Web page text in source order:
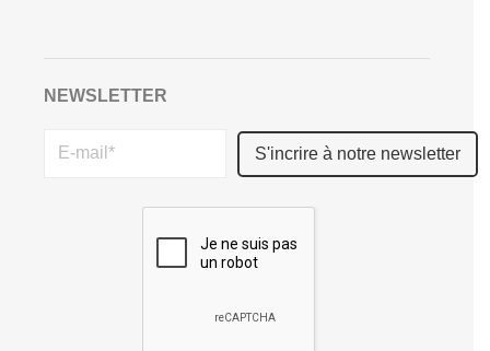
NEWSLETTER
Please
leave
this
field
empty.